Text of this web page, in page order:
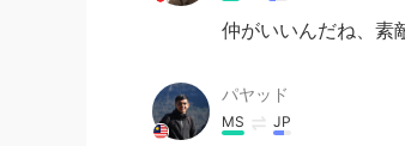
仲がいいんだね、素
パヤッド
MS JP